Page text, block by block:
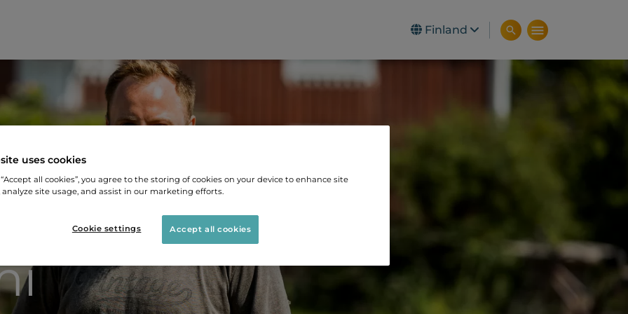
Finland
kanssa -
uses cookies
all cookies”, you agree to the storing of cookies on your device to enhance site
analyze site usage, and assist in our marketing efforts.
Cookie settings Accept all cookies